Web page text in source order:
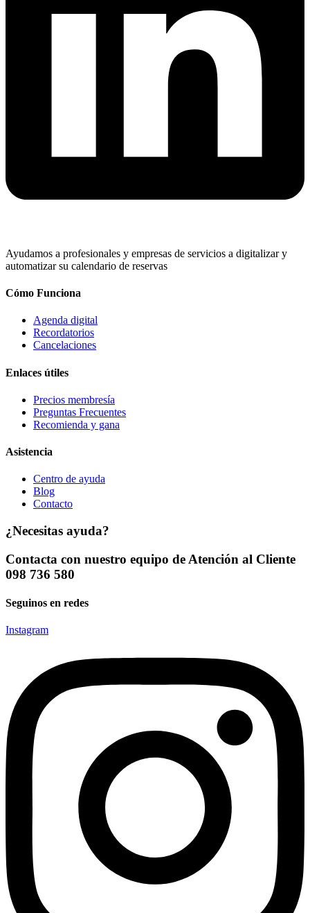
Ayudamos a profesionales y empresas de servicios a digitalizar y
automatizar su calendario de reservas
Cómo Funciona
Agenda digital
Recordatorios
Cancelaciones
Enlaces útiles
Precios membresía
Preguntas Frecuentes
Recomienda y gana
Asistencia
Centro de ayuda
Blog
Contacto
¿Necesitas ayuda?
Contacta con nuestro equipo de Atención al Cliente
098 736 580
Seguinos en redes
Instagram